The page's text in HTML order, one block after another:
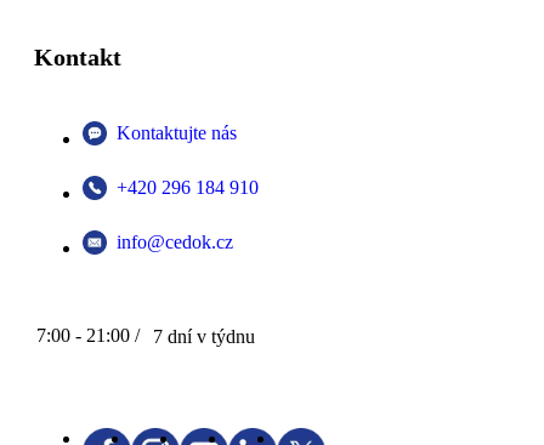
Kontakt
Kontaktujte nás
+420 296 184 910
info@cedok.cz
7:00 - 21:00 / 7 dní v týdnu